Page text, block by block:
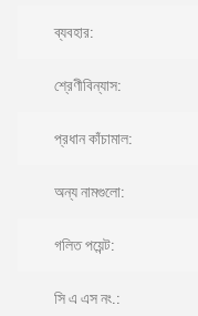
ব্যবহার:
শ্রেণীবিন্যাস:
প্রধান কাঁচামাল:
অন্য নামগুলো:
গলিত পয়েন্ট:
সি এ এস নং.: